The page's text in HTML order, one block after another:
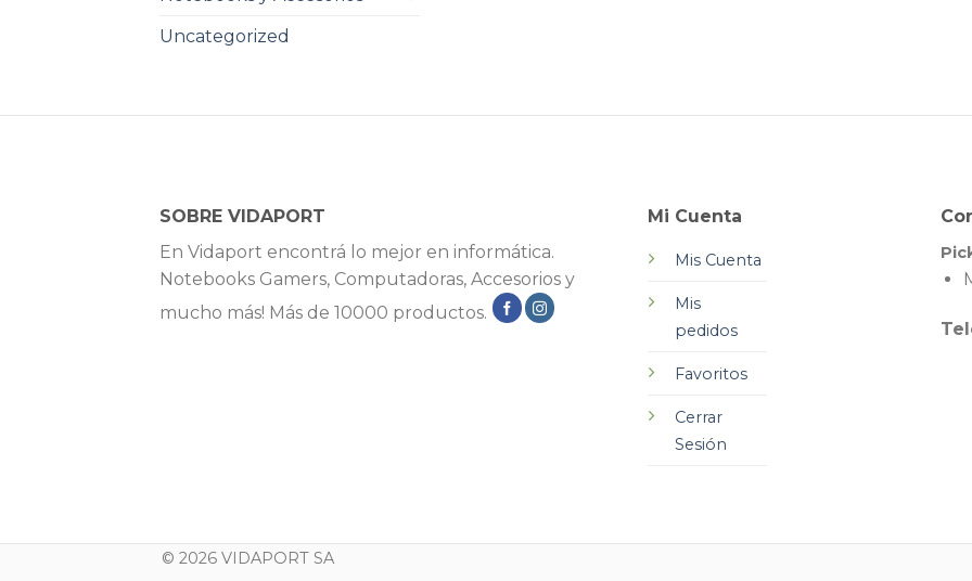
Uncategorized
SOBRE VIDAPORT
En Vidaport encontrá lo mejor en informática.
Notebooks Gamers, Computadoras, Accesorios y
mucho más! Más de 10000 productos.
Mi Cuenta
Mis Cuenta
Mis
pedidos
Favoritos
Cerrar
Sesión
© 2026 VIDAPORT SA